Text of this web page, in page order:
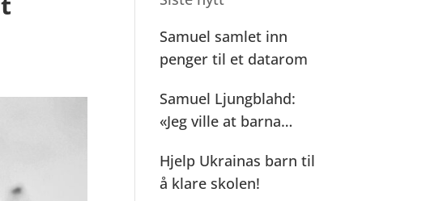
Samuel samlet inn
penger til et datarom
Samuel Ljungblahd:
«Jeg ville at barna
Hjelp Ukrainas barn til
å klare skolen!